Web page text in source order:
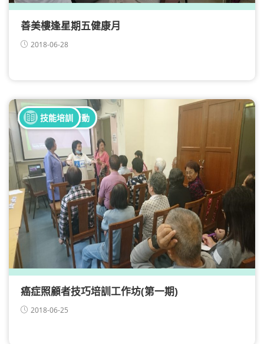
善美樓逢星期五健康月
2018-06-28
癌症照顧者技巧培訓工作坊(第一期)
2018-06-25
全部健康活動
技能培訓